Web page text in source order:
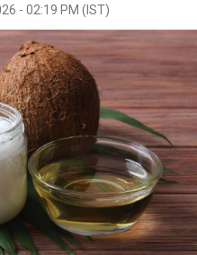
- 02:19 PM (IST)